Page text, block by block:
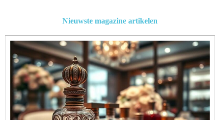
Nieuwste magazine artikelen